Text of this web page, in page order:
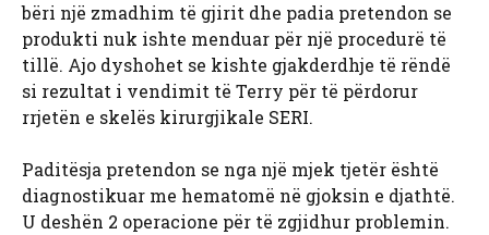
bëri një zmadhim të gjirit dhe padia pretendon se
produkti nuk ishte menduar për një procedurë të
tillë. Ajo dyshohet se kishte gjakderdhje të rëndë
si rezultat i vendimit të Terry për të përdorur
rrjetën e skelës kirurgjikale SERI.
Paditësja pretendon se nga një mjek tjetër është
diagnostikuar me hematomë në gjoksin e djathtë.
U deshën 2 operacione për të zgjidhur problemin.